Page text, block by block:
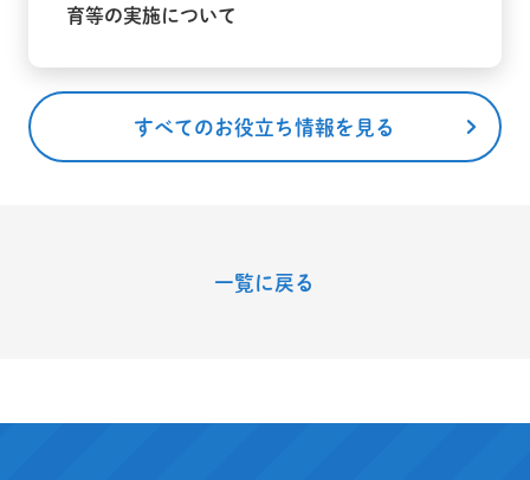
育等の実施について
すべてのお役立ち情報を見る
一覧に戻る